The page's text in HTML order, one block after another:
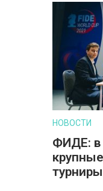
НОВОСТИ
ФИДЕ: в
турниры